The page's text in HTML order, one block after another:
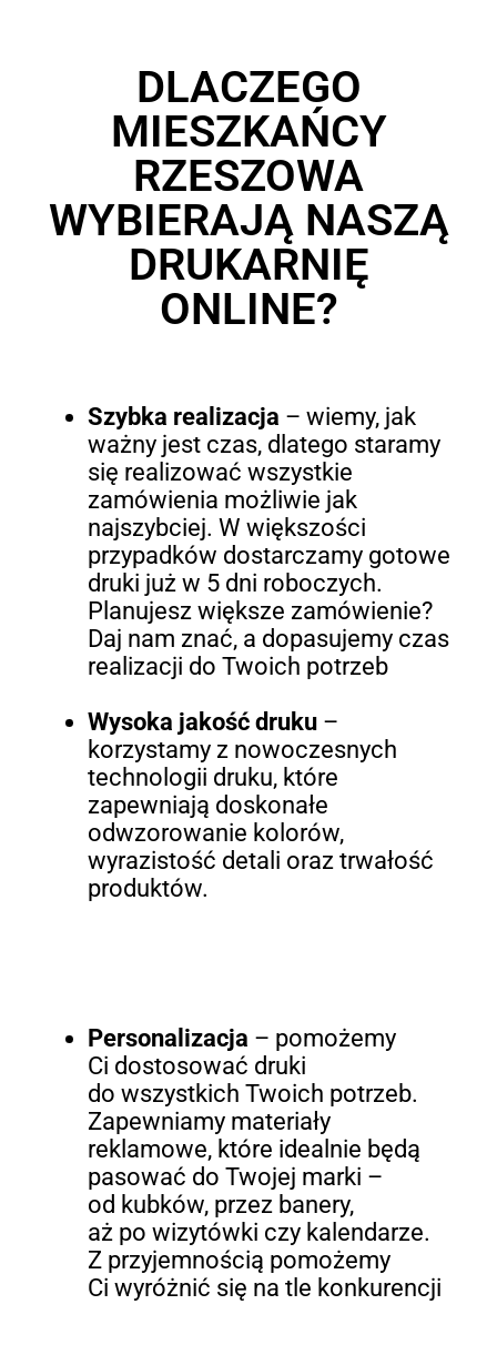
DLACZEGO
MIESZKAŃCY
RZESZOWA
WYBIERAJĄ NASZĄ
DRUKARNIĘ
ONLINE?
Szybka realizacja – wiemy, jak
ważny jest czas, dlatego staramy
się realizować wszystkie
zamówienia możliwie jak
najszybciej. W większości
przypadków dostarczamy gotowe
druki już w 5 dni roboczych.
Planujesz większe zamówienie?
Daj nam znać, a dopasujemy czas
realizacji do Twoich potrzeb
Wysoka jakość druku–
korzystamy z nowoczesnych
technologii druku, które
zapewniają doskonałe
odwzorowanie kolorów,
wyrazistość detali oraz trwałość
produktów.
Personalizacja – pomożemy
Ci dostosować druki
do wszystkich Twoich potrzeb.
Zapewniamy materiały
reklamowe, które idealnie będą
pasować do Twojej marki –
od kubków, przez banery,
aż po wizytówki czy kalendarze.
Z przyjemnością pomożemy
Ci wyróżnić się na tle konkurencji